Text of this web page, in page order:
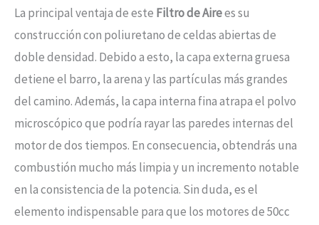
La principal ventaja de este Filtro de Airees su
construcción con poliuretano de celdas abiertas de
doble densidad. Debido a esto, la capa externa gruesa
detiene el barro, la arena y las partículas más grandes
del camino. Además, la capa interna fina atrapa el polvo
microscópico que podría rayar las paredes internas del
motor de dos tiempos. En consecuencia, obtendrás una
combustión mucho más limpia y un incremento notable
en la consistencia de la potencia. Sin duda, es el
elemento indispensable para que los motores de 50cc